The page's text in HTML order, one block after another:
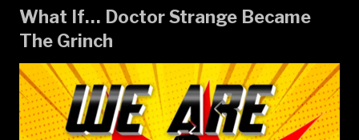
What If… Doctor Strange Became
The Grinch